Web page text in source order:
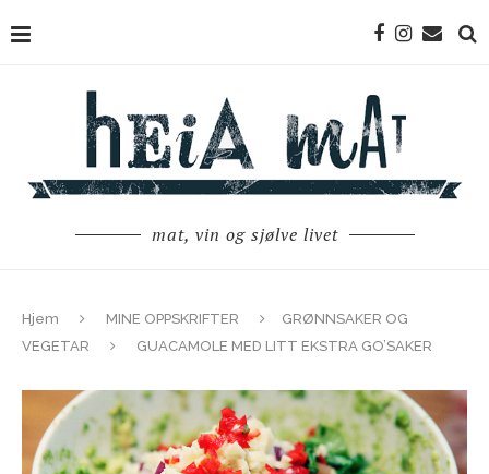
mat, vin og sjølve livet
Hjem MINE OPPSKRIFTER
GRØNNSAKER OG
VEGETAR
GUACAMOLE MED LITT EKSTRA GO’SAKER